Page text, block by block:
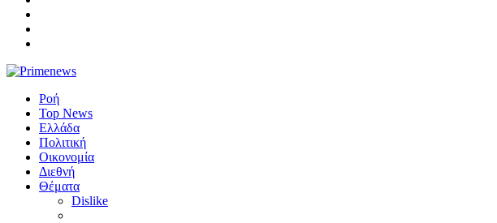
Ροή
Top News
Ελλάδα
Πολιτική
Οικονομία
Διεθνή
Θέματα
Dislike